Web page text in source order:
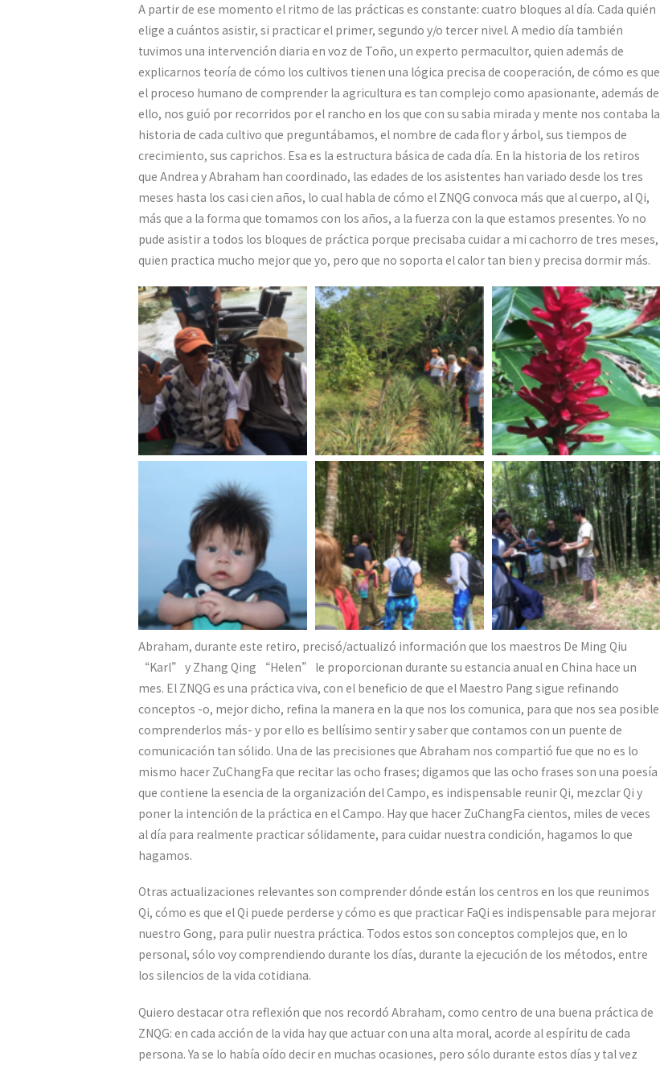
A partir de ese momento el ritmo de las prácticas es constante: cuatro bloques al día. Cada quién
elige a cuántos asistir, si practicar el primer, segundo y/o tercer nivel. A medio día también
tuvimos una intervención diaria en voz de Toño, un experto permacultor, quien además de
explicarnos teoría de cómo los cultivos tienen una lógica precisa de cooperación, de cómo es que
el proceso humano de comprender la agricultura es tan complejo como apasionante, además de
ello, nos guió por recorridos por el rancho en los que con su sabia mirada y mente nos contaba la
historia de cada cultivo que preguntábamos, el nombre de cada flor y árbol, sus tiempos de
crecimiento, sus caprichos. Esa es la estructura básica de cada día. En la historia de los retiros
que Andrea y Abraham han coordinado, las edades de los asistentes han variado desde los tres
meses hasta los casi cien años, lo cual habla de cómo el ZNQG convoca más que al cuerpo, al Qi,
más que a la forma que tomamos con los años, a la fuerza con la que estamos presentes. Yo no
pude asistir a todos los bloques de práctica porque precisaba cuidar a mi cachorro de tres meses,
quien practica mucho mejor que yo, pero que no soporta el calor tan bien y precisa dormir más.
Abraham, durante este retiro, precisó/actualizó información que los maestros De Ming Qiu
“Karl” y Zhang Qing “Helen” le proporcionan durante su estancia anual en China hace un
mes. El ZNQG es una práctica viva, con el beneficio de que el Maestro Pang sigue refinando
conceptos -o, mejor dicho, refina la manera en la que nos los comunica, para que nos sea posible
comprenderlos más- y por ello es bellísimo sentir y saber que contamos con un puente de
comunicación tan sólido. Una de las precisiones que Abraham nos compartió fue que no es lo
mismo hacer ZuChangFa que recitar las ocho frases; digamos que las ocho frases son una poesía
que contiene la esencia de la organización del Campo, es indispensable reunir Qi, mezclar Qi y
poner la intención de la práctica en el Campo. Hay que hacer ZuChangFa cientos, miles de veces
al día para realmente practicar sólidamente, para cuidar nuestra condición, hagamos lo que
hagamos.
Otras actualizaciones relevantes son comprender dónde están los centros en los que reunimos
Qi, cómo es que el Qi puede perderse y cómo es que practicar FaQi es indispensable para mejorar
nuestro Gong, para pulir nuestra práctica. Todos estos son conceptos complejos que, en lo
personal, sólo voy comprendiendo durante los días, durante la ejecución de los métodos, entre
los silencios de la vida cotidiana.
Quiero destacar otra reflexión que nos recordó Abraham, como centro de una buena práctica de
ZNQG: en cada acción de la vida hay que actuar con una alta moral, acorde al espíritu de cada
persona. Ya se lo había oído decir en muchas ocasiones, pero sólo durante estos días y tal vez